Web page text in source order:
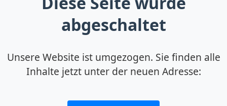
abgeschaltet
Unsere Website ist umgezogen. Sie finden alle
Inhalte jetzt unter der neuen Adresse: